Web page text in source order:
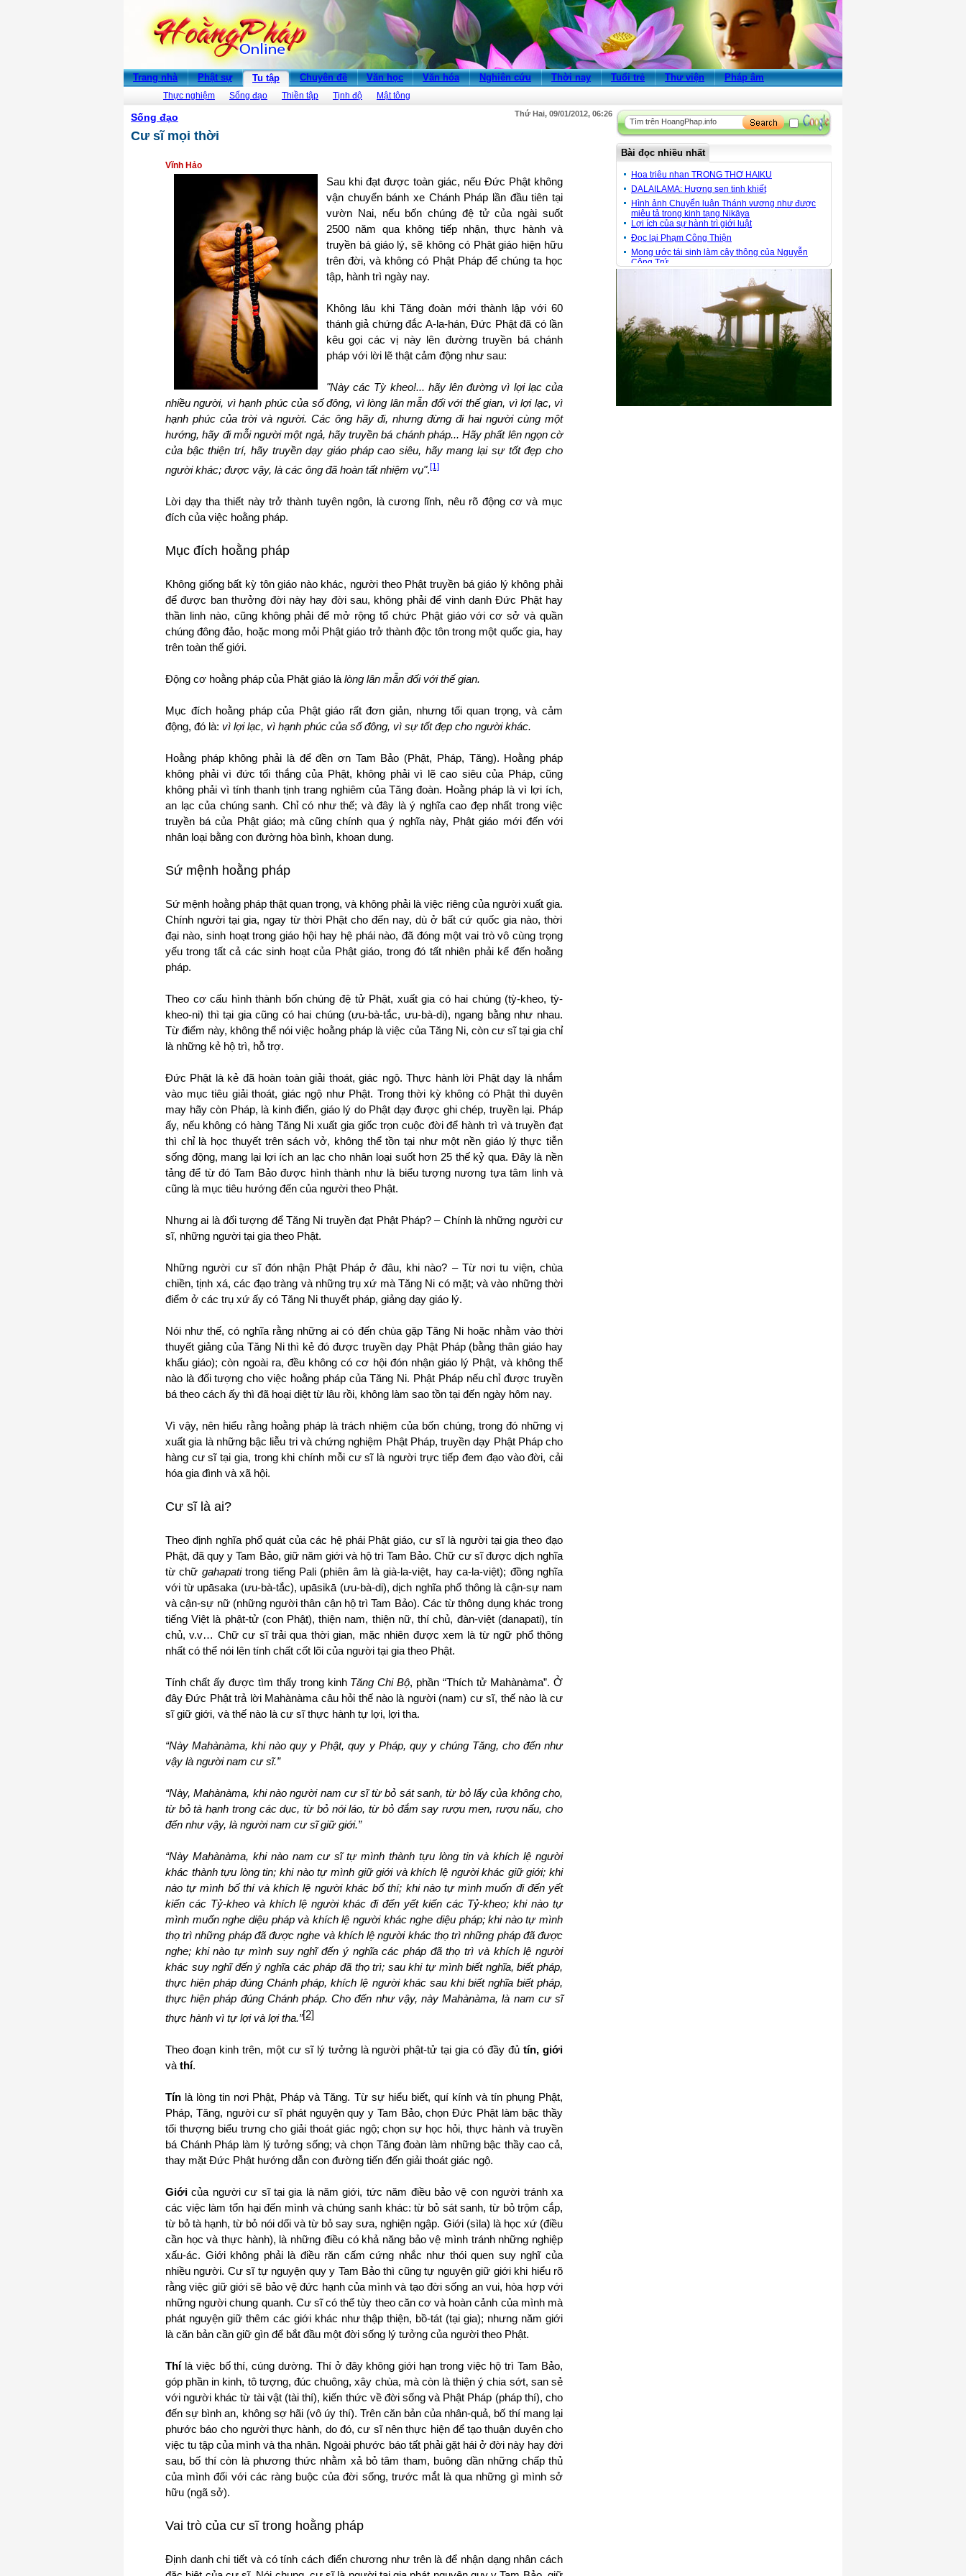
Trang nhà Phật sự Tu tập Chuyên đề Văn học Văn hóa Nghiên cứu Thời nay Tuổi trẻ Thư viện Pháp âm
Thực nghiệm Sống đạo Thiền tập Tịnh độ Mật tông
Sống đạo Thứ Hai, 09/01/2012, 06:26
Cư sĩ mọi thời
Vĩnh Hảo
Sau khi đạt được toàn giác, nếu Đức Phật không
vận chuyển bánh xe Chánh Pháp lần đầu tiên tại
vườn Nai, nếu bốn chúng đệ tử của ngài suốt
2500 năm qua không tiếp nhận, thực hành và
truyền bá giáo lý, sẽ không có Phật giáo hiện hữu
trên đời, và không có Phật Pháp để chúng ta học
tập, hành trì ngày nay.
Không lâu khi Tăng đoàn mới thành lập với 60
thánh giả chứng đắc A-la-hán, Đức Phật đã có lần
kêu gọi các vị này lên đường truyền bá chánh
pháp với lời lẽ thật cảm động như sau:
"Này các Tỳ kheo!... hãy lên đường vì lợi lạc của
nhiều người, vì hạnh phúc của số đông, vì lòng lân mẫn đối với thế gian, vì lợi lạc, vì
hạnh phúc của trời và người. Các ông hãy đi, nhưng đừng đi hai người cùng một
hướng, hãy đi mỗi người một ngả, hãy truyền bá chánh pháp... Hãy phất lên ngọn cờ
của bậc thiện trí, hãy truyền dạy giáo pháp cao siêu, hãy mang lại sự tốt đẹp cho
người khác; được vậy, là các ông đã hoàn tất nhiệm vụ".[1]
Lời dạy tha thiết này trở thành tuyên ngôn, là cương lĩnh, nêu rõ động cơ và mục
đích của việc hoằng pháp.
Mục đích hoằng pháp
Không giống bất kỳ tôn giáo nào khác, người theo Phật truyền bá giáo lý không phải
để được ban thưởng đời này hay đời sau, không phải để vinh danh Đức Phật hay
thần linh nào, cũng không phải để mở rộng tổ chức Phật giáo với cơ sở và quần
chúng đông đảo, hoặc mong mỏi Phật giáo trở thành độc tôn trong một quốc gia, hay
trên toàn thế giới.
Động cơ hoằng pháp của Phật giáo là lòng lân mẫn đối với thế gian.
Mục đích hoằng pháp của Phật giáo rất đơn giản, nhưng tối quan trọng, và cảm
động, đó là: vì lợi lạc, vì hạnh phúc của số đông, vì sự tốt đẹp cho người khác.
Hoằng pháp không phải là để đền ơn Tam Bảo (Phật, Pháp, Tăng). Hoằng pháp
không phải vì đức tối thắng của Phật, không phải vì lẽ cao siêu của Pháp, cũng
không phải vì tính thanh tịnh trang nghiêm của Tăng đoàn. Hoằng pháp là vì lợi ích,
an lạc của chúng sanh. Chỉ có như thế; và đây là ý nghĩa cao đẹp nhất trong việc
truyền bá của Phật giáo; mà cũng chính qua ý nghĩa này, Phật giáo mới đến với
nhân loại bằng con đường hòa bình, khoan dung.
Sứ mệnh hoằng pháp
Sứ mệnh hoằng pháp thật quan trọng, và không phải là việc riêng của người xuất gia.
Chính người tại gia, ngay từ thời Phật cho đến nay, dù ở bất cứ quốc gia nào, thời
đại nào, sinh hoạt trong giáo hội hay hệ phái nào, đã đóng một vai trò vô cùng trọng
yếu trong tất cả các sinh hoạt của Phật giáo, trong đó tất nhiên phải kể đến hoằng
pháp.
Theo cơ cấu hình thành bốn chúng đệ tử Phật, xuất gia có hai chúng (tỳ-kheo, tỳ-
kheo-ni) thì tại gia cũng có hai chúng (ưu-bà-tắc, ưu-bà-di), ngang bằng như nhau.
Từ điểm này, không thể nói việc hoằng pháp là việc của Tăng Ni, còn cư sĩ tại gia chỉ
là những kẻ hộ trì, hỗ trợ.
Đức Phật là kẻ đã hoàn toàn giải thoát, giác ngộ. Thực hành lời Phật dạy là nhắm
vào mục tiêu giải thoát, giác ngộ như Phật. Trong thời kỳ không có Phật thì duyên
may hãy còn Pháp, là kinh điển, giáo lý do Phật dạy được ghi chép, truyền lại. Pháp
ấy, nếu không có hàng Tăng Ni xuất gia giốc trọn cuộc đời để hành trì và truyền đạt
thì chỉ là học thuyết trên sách vở, không thể tồn tại như một nền giáo lý thực tiễn
sống động, mang lại lợi ích an lạc cho nhân loại suốt hơn 25 thế kỷ qua. Đây là nền
tảng để từ đó Tam Bảo được hình thành như là biểu tượng nương tựa tâm linh và
cũng là mục tiêu hướng đến của người theo Phật.
Nhưng ai là đối tượng để Tăng Ni truyền đạt Phật Pháp?– Chính là những người cư
sĩ, những người tại gia theo Phật.
Những người cư sĩ đón nhận Phật Pháp ở đâu, khi nào? – Từ nơi tu viện, chùa
chiền, tịnh xá, các đạo tràng và những trụ xứ mà Tăng Ni có mặt; và vào những thời
điểm ở các trụ xứ ấy có Tăng Ni thuyết pháp, giảng dạy giáo lý.
Nói như thế, có nghĩa rằng những ai có đến chùa gặp Tăng Ni hoặc nhằm vào thời
thuyết giảng của Tăng Ni thì kẻ đó được truyền dạy Phật Pháp (bằng thân giáo hay
khẩu giáo); còn ngoài ra, đều không có cơ hội đón nhận giáo lý Phật, và không thể
nào là đối tượng cho việc hoằng pháp của Tăng Ni. Phật Pháp nếu chỉ được truyền
bá theo cách ấy thì đã hoại diệt từ lâu rồi, không làm sao tồn tại đến ngày hôm nay.
Vì vậy, nên hiểu rằng hoằng pháp là trách nhiệm của bốn chúng, trong đó những vị
xuất gia là những bậc liễu tri và chứng nghiệm Phật Pháp, truyền dạy Phật Pháp cho
hàng cư sĩ tại gia, trong khi chính mỗi cư sĩ là người trực tiếp đem đạo vào đời, cải
hóa gia đình và xã hội.
Cư sĩ là ai?
Theo định nghĩa phổ quát của các hệ phái Phật giáo, cư sĩ là người tại giatheo đạo
Phật, đã quy y Tam Bảo, giữ năm giới và hộ trì Tam Bảo.Chữ cư sĩ được dịch nghĩa
từ chữ gahapatitrong tiếng Pali (phiên âm là già-la-việt, hay ca-la-việt); đồng nghĩa
với từ upāsaka (ưu-bà-tắc), upāsikā (ưu-bà-di), dịch nghĩa phổ thông là cận-sự nam
và cận-sự nữ (những người thân cận hộ trì Tam Bảo). Các từ thông dụng khác trong
tiếng Việt là phật-tử (con Phật), thiện nam, thiện nữ, thí chủ, đàn-việt (danapati), tín
chủ, v.v… Chữ cư sĩ trải qua thời gian, mặc nhiên được xem là từ ngữ phổ thông
nhất có thể nói lên tính chất cốt lõi của người tại gia theo Phật.
Tính chất ấy được tìm thấy trong kinh Tăng Chi Bộ, phần “Thích tử Mahànàma”. Ở
đây Đức Phật trả lời Mahànàma câu hỏi thế nào là người (nam) cư sĩ, thế nào là cư
sĩ giữ giới, và thế nào là cư sĩ thực hành tự lợi, lợi tha.
“Này Mahànàma, khi nào quy y Phật, quy y Pháp, quy y chúng Tăng, cho đến như
vậy là người nam cư sĩ.”
“Này, Mahànàma, khi nào người nam cư sĩ từ bỏ sát sanh, từ bỏ lấy của không cho,
từ bỏ tà hạnh trong các dục, từ bỏ nói láo, từ bỏ đắm say rượu men, rượu nấu, cho
đến như vậy, là người nam cư sĩ giữ giới.”
“Này Mahànàma, khi nào nam cư sĩ tự mình thành tựu lòng tin và khích lệ người
khác thành tựu lòng tin; khi nào tự mình giữ giới và khích lệ người khác giữ giới; khi
nào tự mình bố thí và khích lệ người khác bố thí; khi nào tự mình muốn đi đến yết
kiến các Tỷ-kheo và khích lệ người khác đi đến yết kiến các Tỷ-kheo; khi nào tự
mình muốn nghe diệu pháp và khích lệ người khác nghe diệu pháp; khi nào tự mình
thọ trì những pháp đã được nghe và khích lệ người khác thọ trì những pháp đã được
nghe; khi nào tự mình suy nghĩ đến ý nghĩa các pháp đã thọ trì và khích lệ người
khác suy nghĩ đến ý nghĩa các pháp đã thọ trì; sau khi tự mình biết nghĩa, biết pháp,
thực hiện pháp đúng Chánh pháp, khích lệ người khác sau khi biết nghĩa biết pháp,
thực hiện pháp đúng Chánh pháp. Cho đến như vậy, này Mahànàma, là nam cư sĩ
thực hành vì tự lợi và lợi tha.”[2]
Theo đoạn kinh trên, một cư sĩ lý tưởng là người phật-tử tại gia có đầy đủtín, giới
vàthí.
Tín là lòng tin nơi Phật, Pháp và Tăng. Từ sự hiểu biết, quí kính và tín phụng Phật,
Pháp, Tăng, người cư sĩ phát nguyện quy y Tam Bảo, chọn Đức Phật làm bậc thầy
tối thượng biểu trưng cho giải thoát giác ngộ; chọn sự học hỏi, thực hành và truyền
bá Chánh Pháp làm lý tưởng sống; và chọn Tăng đoàn làm những bậc thầy cao cả,
thay mặt Đức Phật hướng dẫn con đường tiến đến giải thoát giác ngộ.
Giới của người cư sĩ tại gia là năm giới, tức năm điều bảo vệ con người tránh xa
các việc làm tổn hại đến mình và chúng sanh khác: từ bỏ sát sanh, từ bỏ trộm cắp,
từ bỏ tà hạnh, từ bỏ nói dối và từ bỏ say sưa, nghiện ngập. Giới (sìla) là học xứ (điều
cần học và thực hành), là những điều có khả năng bảo vệ mình tránh những nghiệp
xấu-ác. Giới không phải là điều răn cấm cứng nhắc như thói quen suy nghĩ của
nhiều người. Cư sĩ tự nguyện quy y Tam Bảo thì cũng tự nguyện giữ giới khi hiểu rõ
rằng việc giữ giới sẽ bảo vệ đức hạnh của mình và tạo đời sống an vui, hòa hợp với
những ngườichung quanh. Cư sĩ có thể tùy theocăn cơ và hoàn cảnh của mình mà
phát nguyện giữ thêm các giới khác như thập thiện, bồ-tát (tại gia); nhưng năm giới
là căn bản cần giữ gìn để bắt đầu một đời sống lý tưởng của người theo Phật.
Thí là việc bố thí, cúng dường. Thí ở đây không giới hạn trong việc hộ trì Tam Bảo,
góp phần in kinh, tô tượng, đúc chuông, xây chùa, mà còn là thiện ý chia sớt, san sẻ
với người khác từ tài vật (tài thí), kiến thức về đời sống và Phật Pháp (pháp thí), cho
đến sự bình an, không sợ hãi (vô úy thí). Trên căn bản của nhân-quả, bố thí mang lại
phước báo cho người thực hành, do đó, cư sĩ nên thực hiện để tạo thuận duyên cho
việc tu tập của mình và tha nhân. Ngoài phước báo tất phải gặt hái ở đời này hay đời
sau, bố thí còn là phương thức nhằm xả bỏ tâm tham, buông dần những chấp thủ
của mình đối với các ràng buộc của đời sống, trước mắt là qua những gì mình sở
hữu (ngã sở).
Vai trò của cư sĩ trong hoằng pháp
Định danh chi tiết và có tính cách điển chương như trên là để nhận dạng nhân cách
Bài đọc nhiều nhất
Hoa triêu nhan TRONG THƠ HAIKU
DALAILAMA: Hương sen tinh khiết
Hình ảnh Chuyển luân Thánh vương như được
miêu tả trong kinh tạng Nikāya
Lợi ích của sự hành trì giới luật
Đọc lại Phạm Công Thiện
Mong ước tái sinh làm cây thông của Nguyễn
Công Trứ
Cầu ngói Thanh Toàn - Nét đẹp kiến trúc giữa